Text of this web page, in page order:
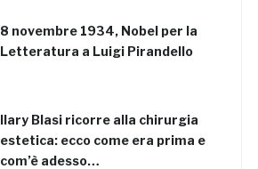
8 novembre 1934, Nobel per la
Letteratura a Luigi Pirandello
Ilary Blasi ricorre alla chirurgia
estetica: ecco come era prima e
com’è adesso…